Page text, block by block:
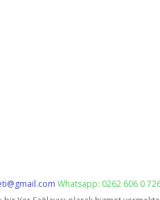
Whatsapp: 0262 606 0